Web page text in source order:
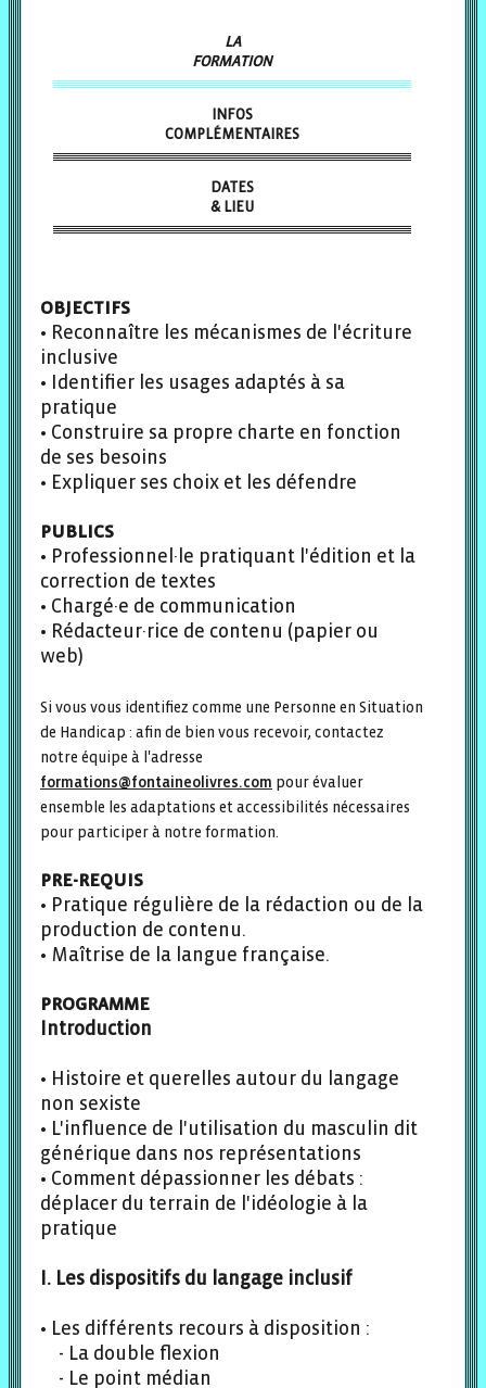
LA
FORMATION
INFOS
COMPLÉMENTAIRES
DATES
& LIEU
OBJECTIFS
• Reconnaître les mécanismes de l'écriture
inclusive
• Identifier les usages adaptés à sa
pratique
• Construire sa propre charte en fonction
de ses besoins
• Expliquer ses choix et les défendre
PUBLICS
• Professionnel·le pratiquant l'édition et la
correction de textes
• Chargé·e de communication
• Rédacteur·rice de contenu (papier ou
web)
Si vous vous identifiez comme une Personne en Situation
de Handicap : afin de bien vous recevoir, contactez
notre équipe à l'adresse
formations@fontaineolivres.com pour évaluer
ensemble les adaptations et accessibilités nécessaires
pour participer à notre formation.
PRE-REQUIS
• Pratique régulière de la rédaction ou de la
production de contenu.
• Maîtrise de la langue française.
PROGRAMME
Introduction
• Histoire et querelles autour du langage
non sexiste
• L'influence de l'utilisation du masculin dit
générique dans nos représentations
• Comment dépassionner les débats :
déplacer du terrain de l'idéologie à la
pratique
I. Les dispositifs du langage inclusif
• Les différents recours à disposition :
La double flexion
Le point médian